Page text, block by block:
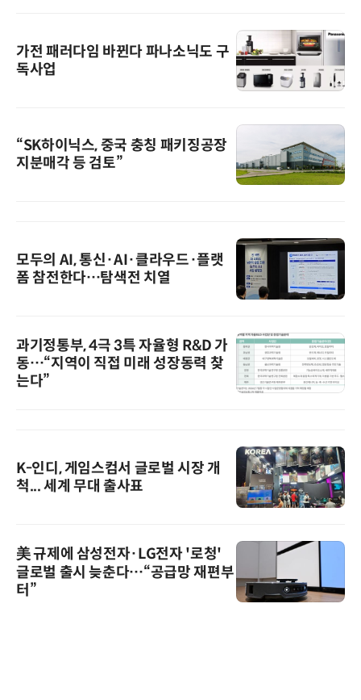
가전 패러다임 바뀐다 파나소닉도 구
독사업
“SK하이닉스, 중국 충칭 패키징공장
지분매각 등 검토”
모두의 AI, 통신·AI·클라우드·플랫
폼 참전한다…탐색전 치열
과기정통부, 4극 3특 자율형 R&D 가
동…“지역이 직접 미래 성장동력 찾
는다”
K-인디, 게임스컴서 글로벌 시장 개
척... 세계 무대 출사표
美 규제에 삼성전자·LG전자 '로청'
글로벌 출시 늦춘다…“공급망 재편부
터”